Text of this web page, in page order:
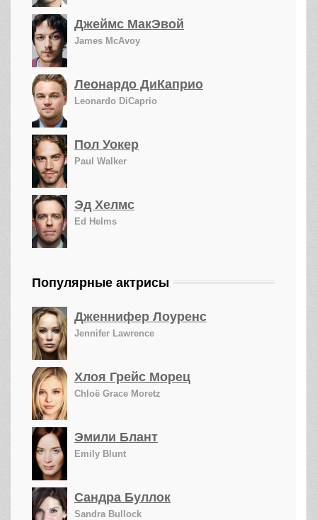
Джеймс МакЭвой
James McAvoy
Леонардо ДиКаприо
Leonardo DiCaprio
Пол Уокер
Paul Walker
Эд Хелмс
Ed Helms
Популярные актрисы
Дженнифер Лоуренс
Jennifer Lawrence
Хлоя Грейс Морец
Chloë Grace Moretz
Эмили Блант
Emily Blunt
Сандра Буллок
Sandra Bullock